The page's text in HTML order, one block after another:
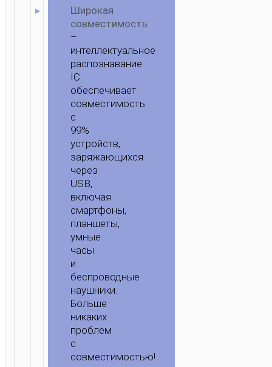
Широкая
совместимость
–
интеллектуальное
распознавание
IC
обеспечивает
совместимость
с
99%
устройств,
заряжающихся
через
USB,
включая
смартфоны,
планшеты,
умные
часы
и
беспроводные
наушники.
Больше
никаких
проблем
с
совместимостью!